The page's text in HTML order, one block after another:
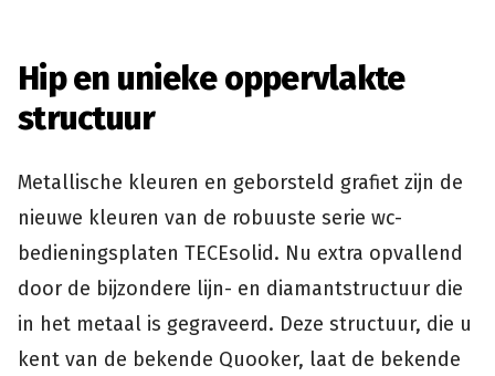
Hip en unieke oppervlakte
structuur
Metallische kleuren en geborsteld grafiet zijn de
nieuwe kleuren van de robuuste serie wc-
bedieningsplaten TECEsolid. Nu extra opvallend
door de bijzondere lijn- en diamantstructuur die
in het metaal is gegraveerd. Deze structuur, die u
kent van de bekende Quooker, laat de bekende